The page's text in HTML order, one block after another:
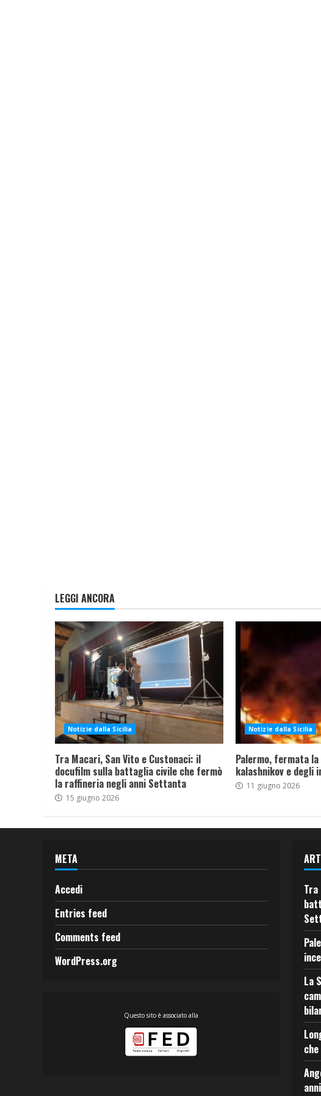
LEGGI ANCORA
Notizie dalla Sicilia
Tra Macari, San Vito e Custonaci: il
docufilm sulla battaglia civile che fermò
la raffineria negli anni Settanta
15 giugno 2026
Notizie dalla Sicilia
Palermo, fermata la
kalashnikov e
11 giugno 2026
META
Accedi
Entries feed
Comments feed
WordPress.org
Questo sito è associato alla
La